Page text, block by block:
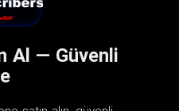
Al — Güvenli